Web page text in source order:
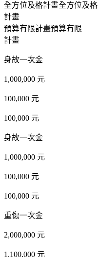
全方位及格計畫全方位及格
計畫
預算有限計畫預算有限
計畫
身故一次金
1,000,000 元
100,000 元
100,000 元
身故一次金
1,000,000 元
100,000 元
100,000 元
重傷一次金
2,000,000 元
1,100,000 元